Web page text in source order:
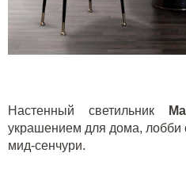
Настенный светильник
украшением для дома, лобби
мид-сенчури.